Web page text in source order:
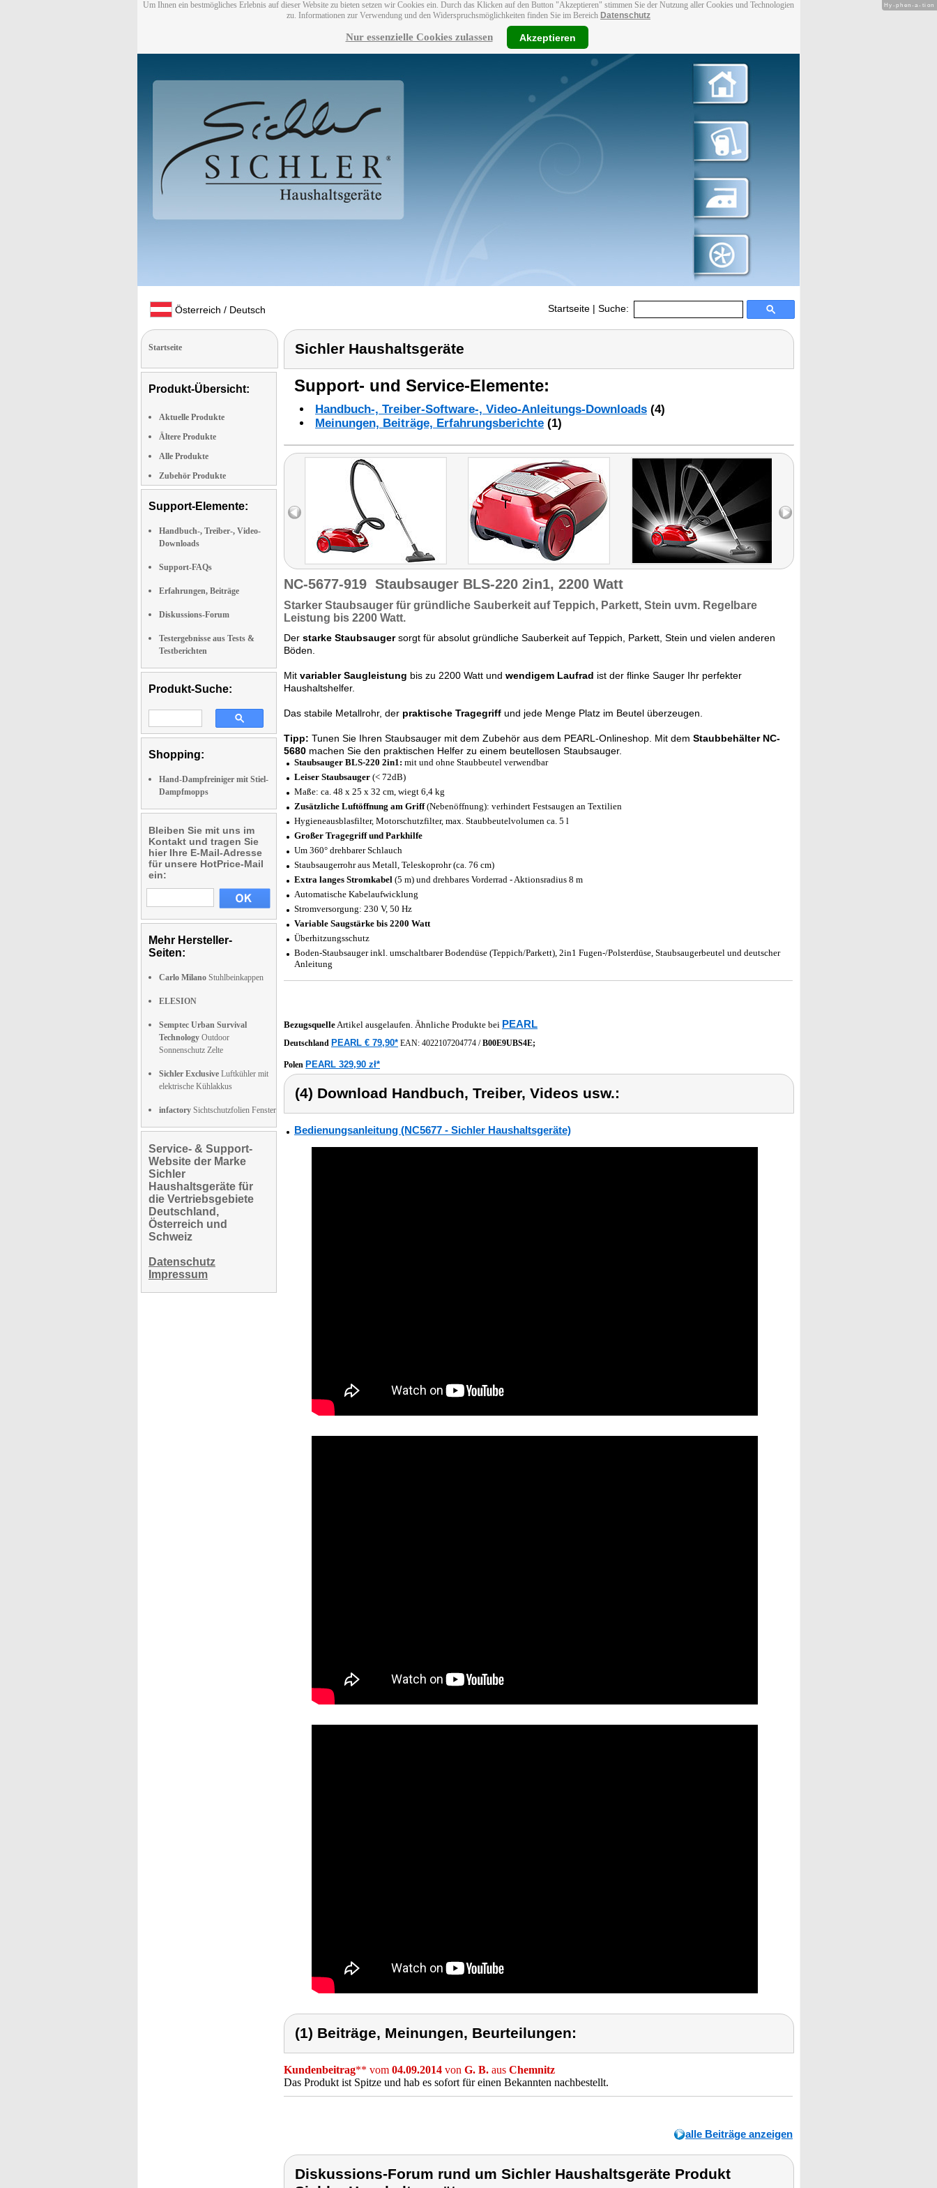
Um Ihnen ein bestmögliches Erlebnis auf dieser Website zu bieten setzen wir Cookies ein. Durch das Klicken auf den Button "Akzeptieren" stimmen Sie der Nutzung aller Cookies und Technologien
zu. Informationen zur Verwendung und den Widerspruchsmöglichkeiten finden Sie im Bereich Datenschutz
Nur essenzielle Cookies zulassen Akzeptieren
Österreich / Deutsch Startseite | Suche:
Startseite
Produkt-Übersicht:
Aktuelle Produkte
Ältere Produkte
Alle Produkte
Zubehör Produkte
Support-Elemente:
Handbuch-, Treiber-, Video-
Downloads
Support-FAQs
Erfahrungen, Beiträge
Diskussions-Forum
Testergebnisse aus Tests &
Testberichten
Produkt-Suche:
Shopping:
Hand-Dampfreiniger mit Stiel-
Dampfmopps
Bleiben Sie mit uns im
Kontakt und tragen Sie
hier Ihre E-Mail-Adresse
für unsere HotPrice-Mail
ein:
Mehr Hersteller-
Seiten:
Carlo Milano Stuhlbeinkappen
ELESION
Semptec Urban Survival
Technology Outdoor
Sonnenschutz Zelte
Sichler Exclusive Luftkühler mit
elektrische Kühlakkus
infactory Sichtschutzfolien Fenster
Service- & Support-
Website der Marke
Sichler
Haushaltsgeräte für
die Vertriebsgebiete
Deutschland,
Österreich und
Schweiz
Datenschutz
Impressum
Sichler Haushaltsgeräte
Support- und Service-Elemente:
Handbuch-, Treiber-Software-, Video-Anleitungs-Downloads (4)
Meinungen, Beiträge, Erfahrungsberichte (1)
NC-5677-919 Staubsauger BLS-220 2in1, 2200 Watt
Starker Staubsauger für gründliche Sauberkeit auf Teppich, Parkett, Stein uvm. Regelbare
Leistung bis 2200 Watt.
Der starke Staubsaugersorgt für absolut gründliche Sauberkeit auf Teppich, Parkett, Stein und vielen anderen
Böden.
Mit variabler Saugleistung bis zu 2200 Watt und wendigem Laufrad ist der flinke Sauger Ihr perfekter
Haushaltshelfer.
Das stabile Metallrohr, der praktische Tragegriff und jede Menge Platz im Beutel überzeugen.
Tipp: Tunen Sie Ihren Staubsauger mit dem Zubehör aus dem PEARL-Onlineshop. Mit dem Staubbehälter NC-
5680 machen Sie den praktischen Helfer zu einem beutellosen Staubsauger.
Staubsauger BLS-220 2in1: mit und ohne Staubbeutel verwendbar
Leiser Staubsauger (< 72dB)
Maße: ca. 48 x 25 x 32 cm, wiegt 6,4 kg
Zusätzliche Luftöffnung am Griff(Nebenöffnung): verhindert Festsaugen an Textilien
Hygieneausblasfilter, Motorschutzfilter, max. Staubbeutelvolumen ca. 5 l
Großer Tragegriff und Parkhilfe
Um 360° drehbarer Schlauch
Staubsaugerrohr aus Metall, Teleskoprohr (ca. 76 cm)
Extra langes Stromkabel (5 m) und drehbares Vorderrad - Aktionsradius 8 m
Automatische Kabelaufwicklung
Stromversorgung: 230 V, 50 Hz
Variable Saugstärke bis 2200 Watt
Überhitzungsschutz
Boden-Staubsauger inkl. umschaltbarer Bodendüse (Teppich/Parkett), 2in1 Fugen-/Polsterdüse, Staubsaugerbeutel und deutscher
Anleitung
BezugsquelleArtikel ausgelaufen. Ähnliche Produkte bei PEARL
Deutschland PEARL € 79,90* EAN: 4022107204774 /B00E9UBS4E;
Polen PEARL 329,90 zł*
(4) Download Handbuch, Treiber, Videos usw.:
Bedienungsanleitung (NC5677 - Sichler Haushaltsgeräte)
(1) Beiträge, Meinungen, Beurteilungen:
Kundenbeitrag** vom 04.09.2014 von G. B. aus Chemnitz
Das Produkt ist Spitze und hab es sofort für einen Bekannten nachbestellt.
alle Beiträge anzeigen
Diskussions-Forum rund um Sichler Haushaltsgeräte Produkt
Hy-phen-a-tion